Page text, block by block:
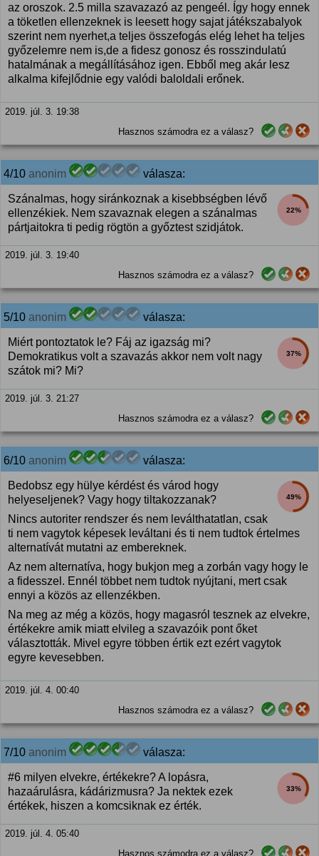
az oroszok. 2.5 milla szavazazó az pengeél. Így hogy ennek
a töketlen ellenzeknek is leesett hogy sajat játékszabalyok
szerint nem nyerhet,a teljes összefogás elég lehet ha teljes
győzelemre nem is,de a fidesz gonosz és rosszindulatú
hatalmának a megállításához igen. Ebből meg akár lesz
alkalma kifejlődnie egy valódi baloldali erőnek.
2019. júl. 3. 19:38
Hasznos számodra ez a válasz?
4/10 anonim válasza:
22%
Szánalmas, hogy siránkoznak a kisebbségben lévő
ellenzékiek. Nem szavaznak elegen a szánalmas
pártjaitokra ti pedig rögtön a győztest szidjátok.
2019. júl. 3. 19:40
Hasznos számodra ez a válasz?
5/10 anonim válasza:
37%
Miért pontoztatok le? Fáj az igazság mi?
Demokratikus volt a szavazás akkor nem volt nagy
szátok mi? Mi?
2019. júl. 3. 21:27
Hasznos számodra ez a válasz?
6/10 anonim válasza:
49%
Bedobsz egy hülye kérdést és várod hogy
helyeseljenek? Vagy hogy tiltakozzanak?
Nincs autoriter rendszer és nem leválthatatlan, csak
ti nem vagytok képesek leváltani és ti nem tudtok értelmes
alternatívát mutatni az embereknek.
Az nem alternatíva, hogy bukjon meg a zorbán vagy hogy le
a fidesszel. Ennél többet nem tudtok nyújtani, mert csak
ennyi a közös az ellenzékben.
Na meg az még a közös, hogy magasról tesznek az elvekre,
értékekre amik miatt elvileg a szavazóik pont őket
választották. Mivel egyre többen értik ezt ezért vagytok
egyre kevesebben.
2019. júl. 4. 00:40
Hasznos számodra ez a válasz?
7/10 anonim válasza:
33%
#6 milyen elvekre, értékekre? A lopásra,
hazaárulásra, kádárizmusra? Ja nektek ezek
értékek, hiszen a komcsiknak ez érték.
2019. júl. 4. 05:40
Hasznos számodra ez a válasz?